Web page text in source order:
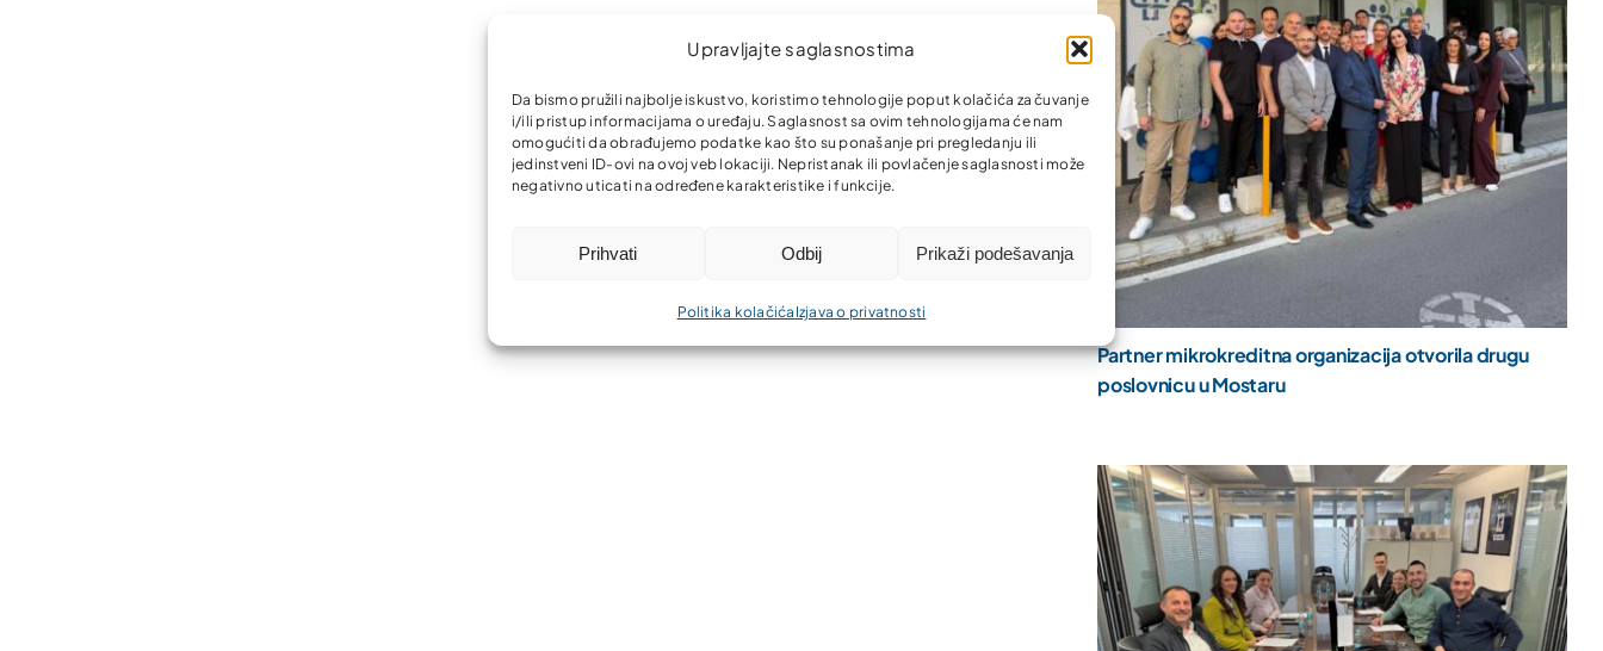
Upravljajte saglasnostima
Da bismo pružili najbolje iskustvo, koristimo tehnologije poput kolačića za čuvanje
i/ili pristup informacijama o uređaju. Saglasnost sa ovim tehnologijama će nam
omogućiti da obrađujemo podatke kao što su ponašanje pri pregledanju ili
jedinstveni ID-ovi na ovoj veb lokaciji. Nepristanak ili povlačenje saglasnosti može
negativno uticati na određene karakteristike i funkcije.
Prihvati Odbij Prikaži podešavanja
Politika kolačića Izjava o privatnosti
Partner mikrokreditna organizacija otvorila drugu
poslovnicu u Mostaru